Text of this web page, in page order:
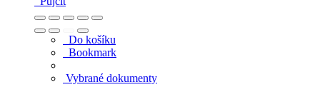
Do košíku
Bookmark
Vybrané dokumenty